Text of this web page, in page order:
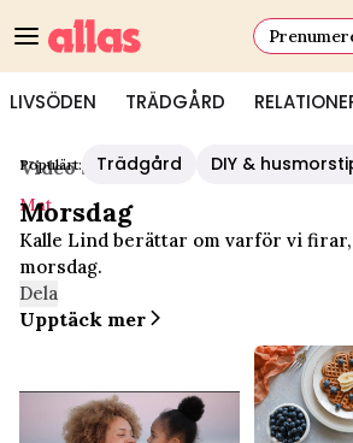
LIVSÖDEN TRÄDGÅRD
Populärt: Trädgård DIY &
Video Start/Mat
Mat
Morsdag
Kalle Lind berättar om varför vi
morsdag.
Dela
Upptäck mer